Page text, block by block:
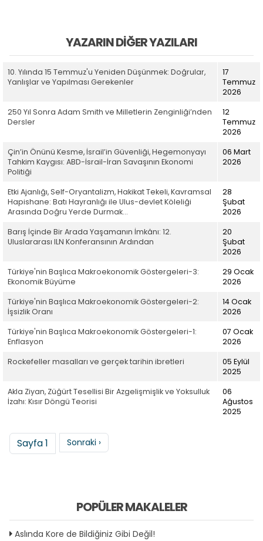
YAZARIN DIĞER YAZILARI
10. Yılında 15 Temmuz'u Yeniden Düşünmek: Doğrular,
Yanlışlar ve Yapılması Gerekenler
17
Temmuz
2026
250 Yıl Sonra Adam Smith ve Milletlerin Zenginliği’nden
Dersler
12
Temmuz
2026
Çin’in Önünü Kesme, İsrail’in Güvenliği, Hegemonyayı
Tahkim Kaygısı: ABD-İsrail-İran Savaşının Ekonomi
Politiği
06 Mart
2026
Etki Ajanlığı, Self-Oryantalizm, Hakikat Tekeli, Kavramsal
Hapishane: Batı Hayranlığı ile Ulus-devlet Köleliği
Arasında Doğru Yerde Durmak…
28
Şubat
2026
Barış İçinde Bir Arada Yaşamanın İmkânı: 12.
Uluslararası ILN Konferansının Ardından
20
Şubat
2026
Türkiye'nin Başlıca Makroekonomik Göstergeleri-3:
Ekonomik Büyüme
29 Ocak
2026
Türkiye'nin Başlıca Makroekonomik Göstergeleri-2:
İşsizlik Oranı
14 Ocak
2026
Türkiye'nin Başlıca Makroekonomik Göstergeleri-1:
Enflasyon
07 Ocak
2026
Rockefeller masalları ve gerçek tarihin ibretleri
05 Eylül
2025
Akla Ziyan, Züğürt Tesellisi Bir Azgelişmişlik ve Yoksulluk
İzahı: Kısır Döngü Teorisi
06
Ağustos
2025
Sayfalama
Sayfa 1 Sonraki sayfa
Sonraki ›
POPÜLER MAKALELER
Aslında Kore de Bildiğiniz Gibi Değil!